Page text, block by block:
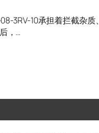
3RV-10承担着拦截杂质、
，…